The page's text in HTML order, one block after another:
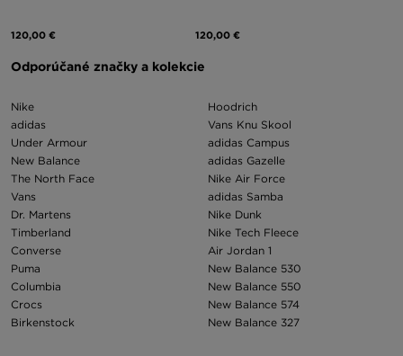
120,00 € 120,00 €
Odporúčané značky a kolekcie
Nike
adidas
Under Armour
New Balance
The North Face
Vans
Dr. Martens
Timberland
Converse
Puma
Columbia
Crocs
Birkenstock
Hoodrich
Vans Knu Skool
adidas Campus
adidas Gazelle
Nike Air Force
adidas Samba
Nike Dunk
Nike Tech Fleece
Air Jordan 1
New Balance 530
New Balance 550
New Balance 574
New Balance 327